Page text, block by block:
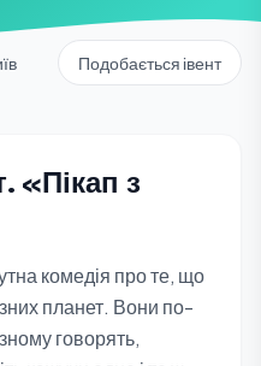
Подобається івент
«Пікап з
комедія про те, що
планет. Вони по-
говорять,